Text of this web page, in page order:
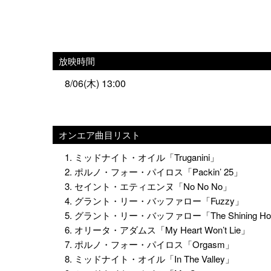
放映時間
8/06(木) 13:00
オンエア曲目リスト
1. ミッドナイト・オイル「Truganini」
2. ポルノ・フォー・パイロス「Packin’ 25」
3. セイント・エティエンヌ「No No No」
4. グラント・リー・バッファロー「Fuzzy」
5. グラント・リー・バッファロー「The Shining
6. オリータ・アダムス「My Heart Won’t Lie」
7. ポルノ・フォー・パイロス「Orgasm」
8. ミッドナイト・オイル「In The Valley」